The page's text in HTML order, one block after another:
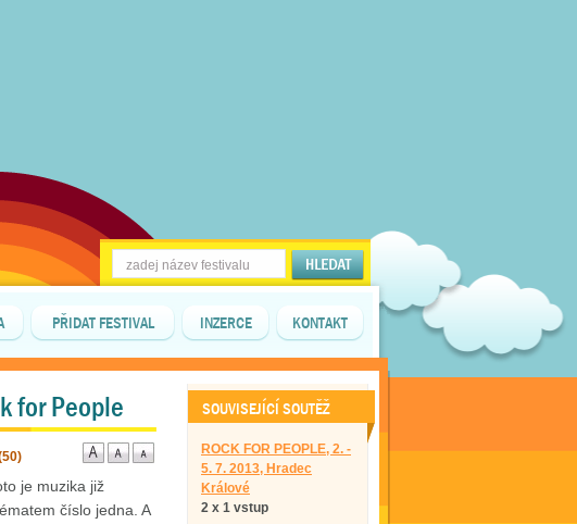
PŘIDAT FESTIVAL INZERCE KONTAKT
for People
je muzika již
číslo jedna. A
SOUVISEJÍCÍ SOUTĚŽ
ROCK FOR PEOPLE, 2. -
5. 7. 2013, Hradec
Králové
2 x 1 vstup